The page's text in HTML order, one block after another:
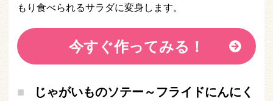
もり食べられるサラダに変身します。
今すぐ作ってみる！
じゃがいものソテー～フライドにんにく